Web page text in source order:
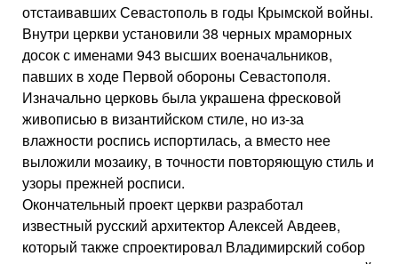
отстаивавших Севастополь в годы Крымской войны.
Внутри церкви установили 38 черных мраморных
досок с именами 943 высших военачальников,
павших в ходе Первой обороны Севастополя.
Изначально церковь была украшена фресковой
живописью в византийском стиле, но из-за
влажности роспись испортилась, а вместо нее
выложили мозаику, в точности повторяющую стиль и
узоры прежней росписи.
Окончательный проект церкви разработал
известный русский архитектор Алексей Авдеев,
который также спроектировал Владимирский собор